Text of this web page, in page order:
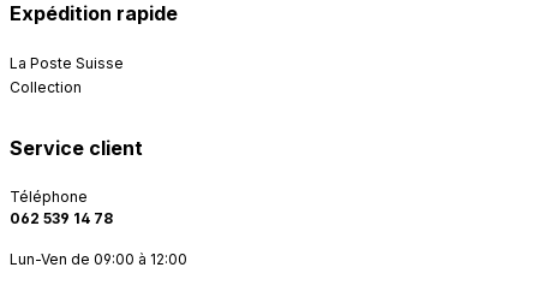
Expédition rapide
La Poste Suisse
Collection
Service client
Téléphone
062 539 14 78
Lun-Ven de 09:00 à 12:00